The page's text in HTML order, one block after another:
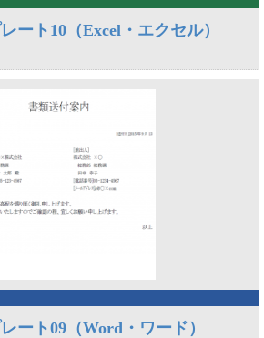
ート10（Excel・エクセル）
ート09（Word・ワード）